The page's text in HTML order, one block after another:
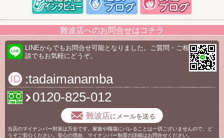
難波店へのお問合せはコチラ
LINEからでもお問合せ可能となりました。ご質問・ご相
談でもお気軽にどうぞ。
:tadaimanamba
0120-825-012
難波店にメールを送る
当店のマイナンバー対策は万全です。家族や職場にバレることは一切ございませんので、ど
うぞご安心ください。安心の理由、マイナンバー制度の詳細はお問合せください。